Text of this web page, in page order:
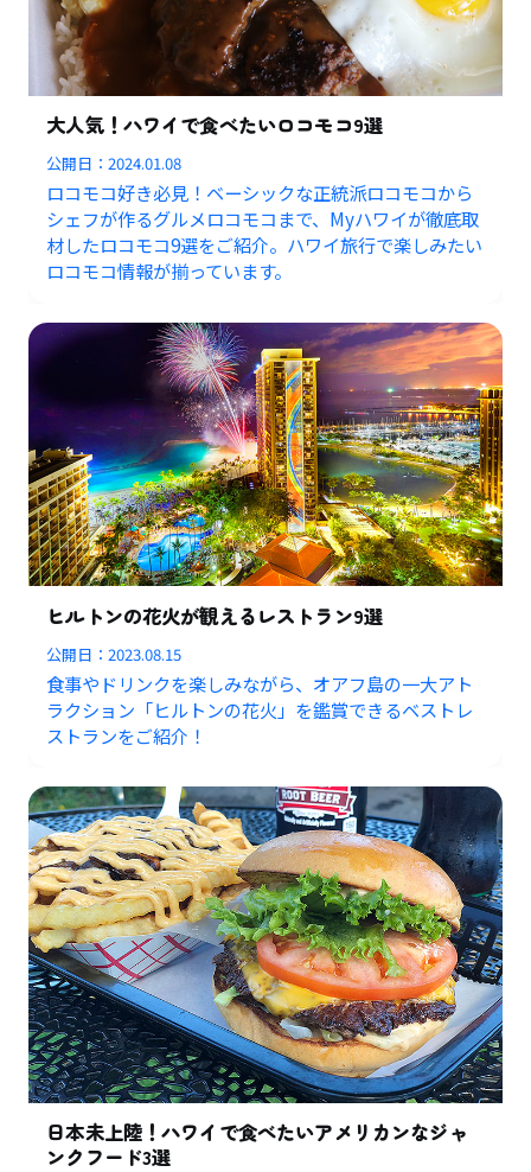
大人気！ハワイで食べたいロコモコ9選
公開日：2024.01.08
ロコモコ好き必見！ベーシックな正統派ロコモコから
シェフが作るグルメロコモコまで、Myハワイが徹底取
材したロコモコ9選をご紹介。ハワイ旅行で楽しみたい
ロコモコ情報が揃っています。
ヒルトンの花火が観えるレストラン9選
公開日：2023.08.15
食事やドリンクを楽しみながら、オアフ島の一大アト
ラクション「ヒルトンの花火」を鑑賞できるベストレ
ストランをご紹介！
日本未上陸！ハワイで食べたいアメリカンなジャ
ンクフード3選